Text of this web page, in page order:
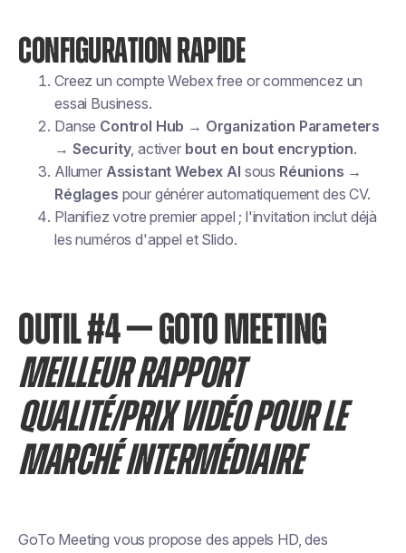
CONFIGURATION RAPIDE
Creez un compte Webex free or commencez un
essai Business.
Danse Control Hub → Organization Parameters
→ Security, activer bout en bout encryption.
Allumer Assistant Webex AI sous Réunions →
Réglages pour générer automatiquement des CV.
Planifiez votre premier appel ; l'invitation inclut déjà
les numéros d'appel et Slido.
OUTIL #4 — GOTO MEETING
MEILLEUR RAPPORT
QUALITÉ/PRIX VIDÉO POUR LE
MARCHÉ INTERMÉDIAIRE
GoTo Meeting vous propose des appels HD, des